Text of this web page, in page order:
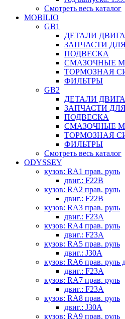
Смотреть весь каталог
MOBILIO
GB1
ДЕТАЛИ
ЗАПЧАСТИ
ПОДВЕСКА
СМАЗОЧНЫЕ
ТОРМОЗНАЯ
ФИЛЬТРЫ
GB2
ДЕТАЛИ
ЗАПЧАСТИ
ПОДВЕСКА
СМАЗОЧНЫЕ
ТОРМОЗНАЯ
ФИЛЬТРЫ
Смотреть весь каталог
ODYSSEY
кузов: RA1 прав. руль
двиг.: F22B
кузов: RA2 прав. руль
двиг.: F22B
кузов: RA3 прав. руль
двиг.: F23A
кузов: RA4 прав. руль
двиг.: F23A
кузов: RA5 прав. руль
двиг.: J30A
кузов: RA6 прав. руль
двиг.: F23A
кузов: RA7 прав. руль
двиг.: F23A
кузов: RA8 прав. руль
двиг.: J30A
кузов: RA9 прав. руль